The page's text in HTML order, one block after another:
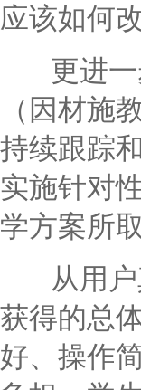
应该如何
更进一
（因材施
持续跟踪
实施针对
学方案所取
从用户
获得的总
好、操作